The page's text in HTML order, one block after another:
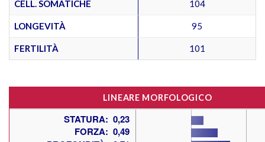
CELL. SOMATICHE 104
LONGEVITÀ 95
FERTILITÀ 101
LINEARE MORFOLOGICO